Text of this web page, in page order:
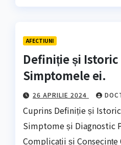
AFECTIUNI
Definiție și
Simptomele ei.
26 APRILIE 2024
Cuprins Definiție și
Simptome și Diagnostic
Complicații și